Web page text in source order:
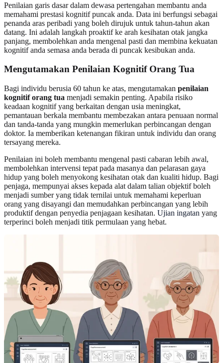
Penilaian garis dasar dalam dewasa pertengahan membantu anda
memahami prestasi kognitif puncak anda. Data ini berfungsi sebagai
penanda aras peribadi yang boleh dirujuk untuk tahun-tahun akan
datang. Ini adalah langkah proaktif ke arah kesihatan otak jangka
panjang, membolehkan anda mengenal pasti dan membina kekuatan
kognitif anda semasa anda berada di puncak kesibukan anda.
Mengutamakan Penilaian Kognitif Orang Tua
Bagi individu berusia 60 tahun ke atas, mengutamakan penilaian
kognitif orang tua menjadi semakin penting. Apabila risiko
keadaan kognitif yang berkaitan dengan usia meningkat,
pemantauan berkala membantu membezakan antara penuaan normal
dan tanda-tanda yang mungkin memerlukan perbincangan dengan
doktor. Ia memberikan ketenangan fikiran untuk individu dan orang
tersayang mereka.
Penilaian ini boleh membantu mengenal pasti cabaran lebih awal,
membolehkan intervensi tepat pada masanya dan pelarasan gaya
hidup yang boleh menyokong kesihatan otak dan kualiti hidup. Bagi
penjaga, mempunyai akses kepada alat dalam talian objektif boleh
menjadi sumber yang tidak ternilai untuk memahami keperluan
orang yang disayangi dan memudahkan perbincangan yang lebih
produktif dengan penyedia penjagaan kesihatan. Ujian ingatan yang
terperinci boleh menjadi titik permulaan yang hebat.